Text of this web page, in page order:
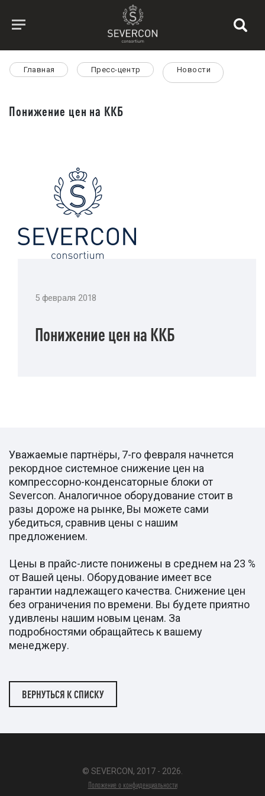
Главная Пресс-центр Новости
Понижение цен на ККБ
5 февраля 2018
Понижение цен на ККБ
Уважаемые партнёры, 7-го февраля начнется
рекордное системное снижение цен на
компрессорно-конденсаторные блоки от
Severcon. Аналогичное оборудование стоит в
разы дороже на рынке, Вы можете сами
убедиться, сравнив цены с нашим
предложением.
Цены в прайс-листе понижены в среднем на 23 %
от Вашей цены. Оборудование имеет все
гарантии надлежащего качества. Снижение цен
без ограничения по времени. Вы будете приятно
удивлены нашим новым ценам. За
подробностями обращайтесь к вашему
менеджеру.
ВЕРНУТЬСЯ К СПИСКУ
© SEVERCON, 2017 - 2026.
Положение о конфиденциальности